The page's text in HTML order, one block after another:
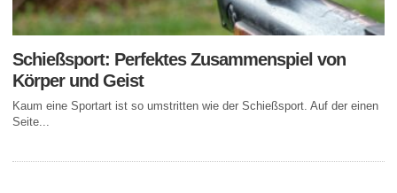
Schießsport: Perfektes Zusammenspiel von
Körper und Geist
Kaum eine Sportart ist so umstritten wie der Schießsport. Auf der einen
Seite...